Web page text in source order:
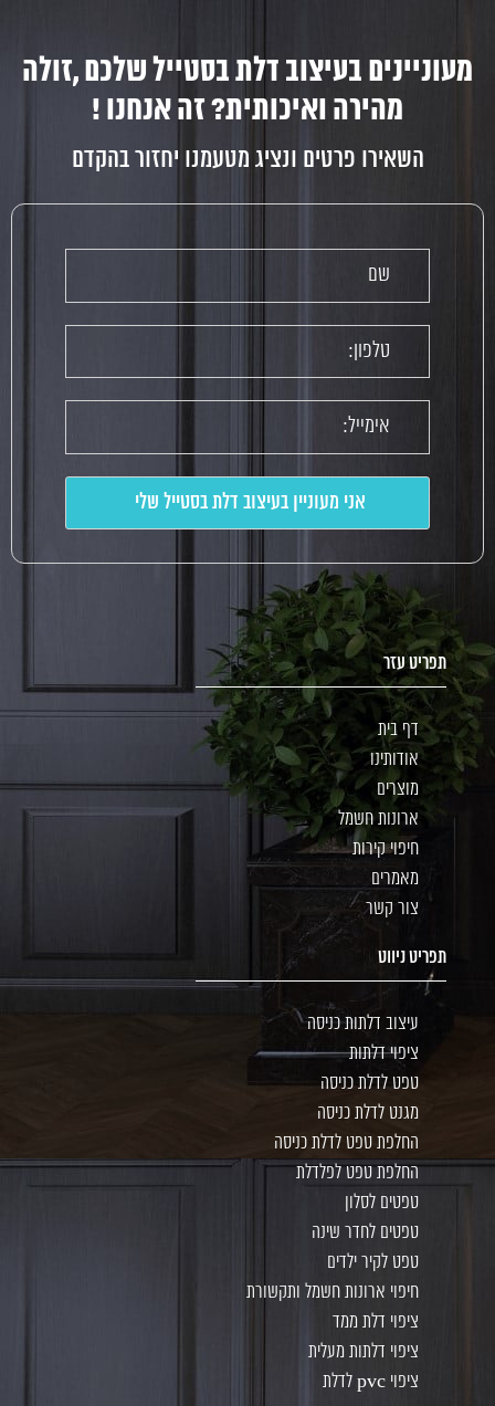
מעוניינים בעיצוב דלת בסטייל שלכם ,זולה
מהירה ואיכותית? זה אנחנו !
השאירו פרטים ונציג מטעמנו יחזור בהקדם
תפריט עזר
דף בית
אודותינו
מוצרים
ארונות חשמל
חיפוי קירות
מאמרים
צור קשר
תפריט ניווט
עיצוב דלתות כניסה
ציפוי דלתות
טפט לדלת כניסה
מגנט לדלת כניסה
החלפת טפט לדלת כניסה
החלפת טפט לפלדלת
טפטים לסלון
טפטים לחדר שינה
טפט לקיר ילדים
חיפוי ארונות חשמל ותקשורת
ציפוי דלת ממד
ציפוי דלתות מעלית
ציפוי pvc לדלת